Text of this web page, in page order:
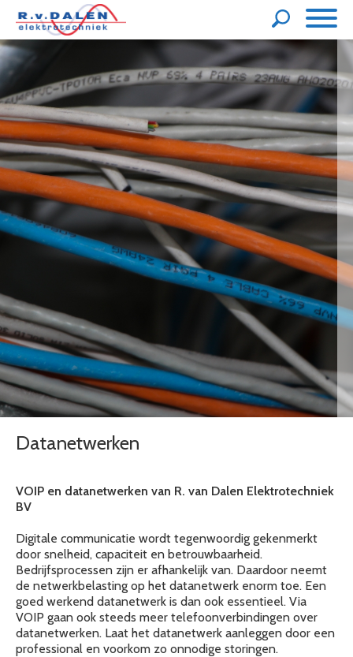
Datanetwerken
VOIP en datanetwerken van R. van Dalen Elektrotechniek
BV
Digitale communicatie wordt tegenwoordig gekenmerkt
door snelheid, capaciteit en betrouwbaarheid.
Bedrijfsprocessen zijn er afhankelijk van. Daardoor neemt
de netwerkbelasting op het datanetwerk enorm toe. Een
goed werkend datanetwerk is dan ook essentieel. Via
VOIP gaan ook steeds meer telefoonverbindingen over
datanetwerken. Laat het datanetwerk aanleggen door een
professional en voorkom zo onnodige storingen.